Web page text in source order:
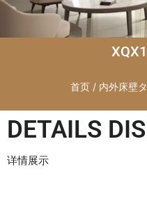
首页 / 内外床壁
DETAILS
详情展示